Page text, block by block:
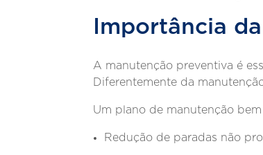
Importância
A manutenção preventiva é
Diferentemente da
Um plano de manutenção
Redução de paradas não